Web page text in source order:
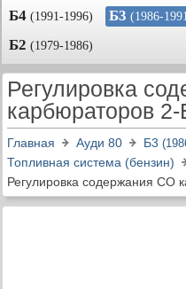
Б4 (1991-1996) Б3 (1986-
Б2 (1979-1986)
Регулировка
карбюраторов
Главная Ауди 80 Б3
Топливная система (бензин)
Регулировка содержания СО